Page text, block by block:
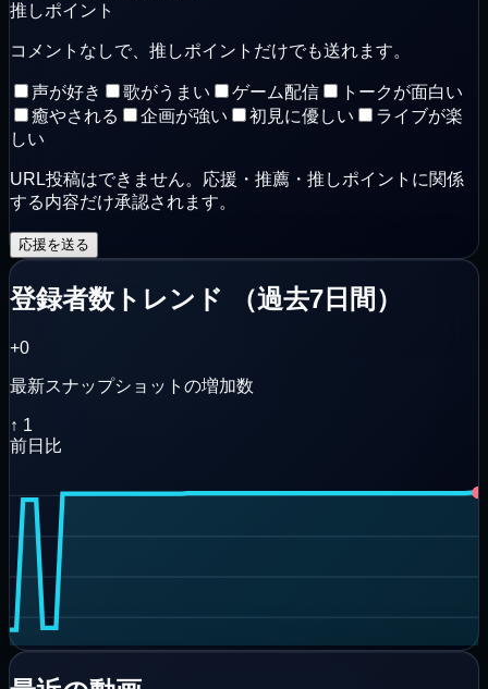
推しポイント
コメントなしで、推しポイントだけでも送れます。
声が好き 歌がうまい ゲーム配信
トークが面白い
癒やされる
企画が強い 初見に優しい
ライブが楽
しい
URL投稿はできません。応援・推薦・推しポイントに関係
する内容だけ承認されます。
応援を送る
登録者数トレンド （過去7日間 ）
+0
最新スナップショットの増加数
↑ 1
前日比